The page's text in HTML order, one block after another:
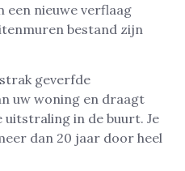
een nieuwe verflaag
bestand zijn
geverfde
uw woning en draagt
uitstraling in de buurt. Je
dan 20 jaar door heel